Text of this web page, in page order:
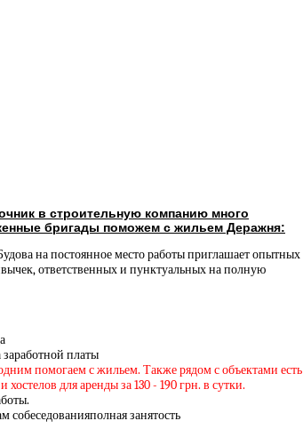
в строительную компанию много
бригады поможем с жильем Деражня:
на постоянное место работы приглашает опытных
ответственных и пунктуальных на полную
платы
помогаем с жильем. Также рядом с объектами есть
для аренды за 130 - 190 грн. в сутки.
собеседованияполная занятость